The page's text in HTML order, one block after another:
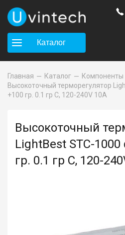
Каталог
Главная Каталог Компоненты
Высокоточный терморегулятор
+100 гр. 0.1 гр С, 120-240V 10А
Высокоточный
LightBest STC-1000
гр. 0.1 гр С, 120-